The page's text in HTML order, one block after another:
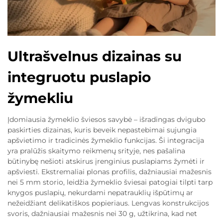
Ultrašvelnus dizainas su
integruotu puslapio
žymekliu
Įdomiausia žymeklio šviesos savybė – išradingas dvigubo
paskirties dizainas, kuris beveik nepastebimai sujungia
apšvietimo ir tradicinės žymeklio funkcijas. Ši integracija
yra pralūžis skaitymo reikmenų srityje, nes pašalina
būtinybę nešioti atskirus įrenginius puslapiams žymėti ir
apšviesti. Ekstremaliai plonas profilis, dažniausiai mažesnis
nei 5 mm storio, leidžia žymeklio šviesai patogiai tilpti tarp
knygos puslapių, nekurdami nepatrauklių išpūtimų ar
nežeidžiant delikatiškos popieriaus. Lengvas konstrukcijos
svoris, dažniausiai mažesnis nei 30 g, užtikrina, kad net